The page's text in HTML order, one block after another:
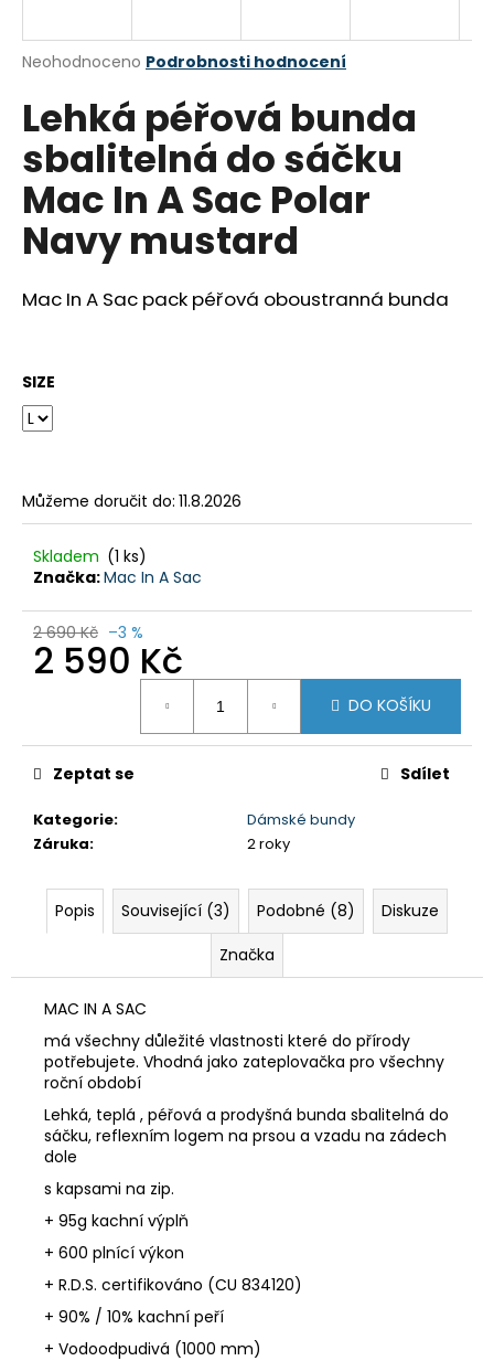
Průměrné
produktu
je
z
5
hvězdiček.
Neohodnoceno Podrobnosti hodnocení
Lehká péřová bunda
sbalitelná do sáčku
Mac In A Sac Polar
Navy mustard
Mac In A Sac pack péřová oboustranná bunda
SIZE
Můžeme doručit do: 11.8.2026
Skladem (1 ks)
Značka:Mac In A Sac
2 690 Kč –3 %
2 590 Kč
DO KOŠÍKU
Kategorie:
Dámské bundy
Záruka: 2 roky
Zeptat se Sdílet
Popis Související (3) Podobné (8)
Diskuze
Značka
MAC IN A SAC
má všechny důležité vlastnosti které do přírody
potřebujete. Vhodná jako zateplovačka pro všechny
roční období
Lehká, teplá , péřová a prodyšná bunda sbalitelná do
sáčku, reflexním logem na prsou a vzadu na zádech
dole
s kapsami na zip.
+ 95g kachní výplň
+ 600 plnící výkon
+ R.D.S. certifikováno (CU 834120)
+ 90% / 10% kachní peří
+ Vodoodpudivá (1000 mm)
j
t
?
HLEDAT
o
p
o
č
u
e
e
GTS
Původně:
349